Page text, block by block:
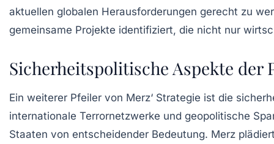
aktuellen globalen Herausforderungen gerecht zu
gemeinsame Projekte identifiziert, die nicht nur
Sicherheitspolitische Aspekte der
Ein weiterer Pfeiler von Merz‘ Strategie ist die
internationale Terrornetzwerke und geopolitische
Staaten von entscheidender Bedeutung. Merz